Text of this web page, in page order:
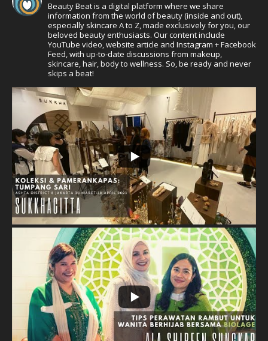
Beauty Beat is a digital platform where we share
information from the world of beauty (inside and out),
especially skincare A to Z, made exclusively for you, our
beloved beauty enthusiasts. Our content include
YouTube video, website article and Instagram + Facebook
Feed, with up-to-date discussions from makeup,
skincare, hair, body to wellness. So, be ready and never
skips a beat!